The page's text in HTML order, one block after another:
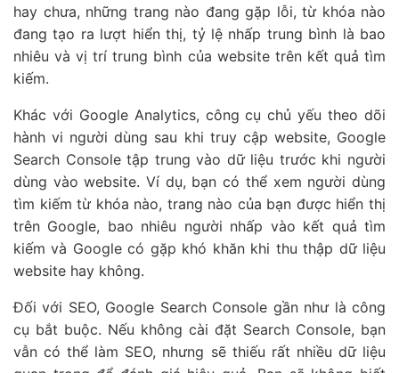
hay chưa, những trang nào đang gặp lỗi, từ khóa nào
đang tạo ra lượt hiển thị, tỷ lệ nhấp trung bình là bao
nhiêu và vị trí trung bình của website trên kết quả tìm
kiếm.
Khác với Google Analytics, công cụ chủ yếu theo dõi
hành vi người dùng sau khi truy cập website, Google
Search Console tập trung vào dữ liệu trước khi người
dùng vào website. Ví dụ, bạn có thể xem người dùng
tìm kiếm từ khóa nào, trang nào của bạn được hiển thị
trên Google, bao nhiêu người nhấp vào kết quả tìm
kiếm và Google có gặp khó khăn khi thu thập dữ liệu
website hay không.
Đối với SEO, Google Search Console gần như là công
cụ bắt buộc. Nếu không cài đặt Search Console, bạn
vẫn có thể làm SEO, nhưng sẽ thiếu rất nhiều dữ liệu